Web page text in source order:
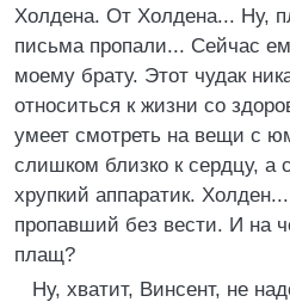
Холдена. От Холдена... Ну,
письма пропали... Сейчас
моему брату. Этот чудак
относиться к жизни со
умеет смотреть на вещи с
слишком близко к сердцу, а
хрупкий аппаратик.
пропавший без вести. И на
плащ?
Ну, хватит, Винсент, не